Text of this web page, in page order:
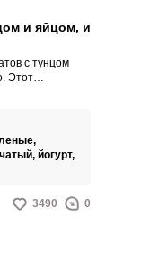
и яйцом, и
с тунцом
Этот
йогурт,
3490 0